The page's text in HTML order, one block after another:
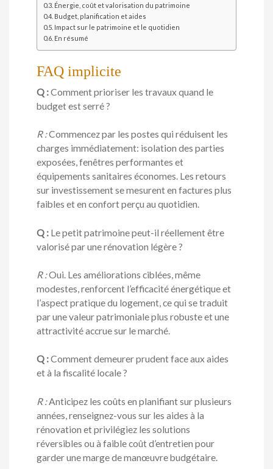
Énergie, coût et valorisation du patrimoine
Budget, planification et aides
Impact sur le patrimoine et le quotidien
En résumé
FAQ implicite
Q :Comment prioriser les travaux quand le
budget est serré ?
R :Commencez par les postes qui réduisent les
charges immédiatement: isolation des parties
exposées, fenêtres performantes et
équipements sanitaires économes. Les retours
sur investissement se mesurent en factures plus
faibles et en confort perçu au quotidien.
Q : Le petit patrimoine peut-il réellement être
valorisé par une rénovation légère ?
R :Oui. Les améliorations ciblées, même
modestes, renforcent l’efficacité énergétique et
l’aspect pratique du logement, ce qui se traduit
par une valeur patrimoniale plus robuste et une
attractivité accrue sur le marché.
Q :Comment demeurer prudent face aux aides
et à la fiscalité locale ?
R :Anticipez les coûts en planifiant sur plusieurs
années, renseignez-vous sur les aides à la
rénovation et privilégiez les solutions
réversibles ou à faible coût d’entretien pour
garder une marge de manœuvre budgétaire.